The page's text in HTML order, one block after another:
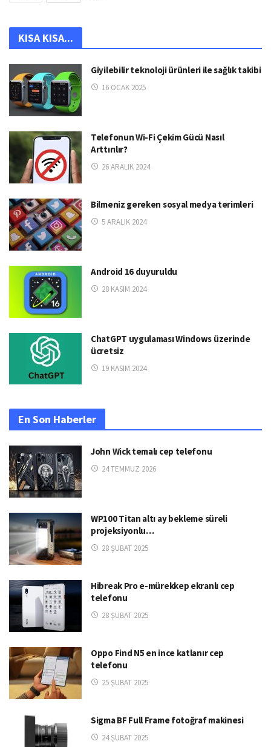
KISA KISA...
Giyilebilir teknoloji ürünleri ile sağlık takibi
16 OCAK 2025
Telefonun Wi-Fi Çekim Gücü Nasıl
Arttırılır?
26 ARALIK 2024
Bilmeniz gereken sosyal medya terimleri
5 ARALIK 2024
Android 16 duyuruldu
28 KASIM 2024
ChatGPT uygulaması Windows üzerinde
ücretsiz
19 KASIM 2024
En Son Haberler
John Wick temalı cep telefonu
24 TEMMUZ 2026
WP100 Titan altı ay bekleme süreli
projeksiyonlu…
28 ŞUBAT 2025
Hibreak Pro e-mürekkep ekranlı cep
telefonu
28 ŞUBAT 2025
Oppo Find N5 en ince katlanır cep
telefonu
25 ŞUBAT 2025
Sigma BF Full Frame fotoğraf makinesi
24 ŞUBAT 2025